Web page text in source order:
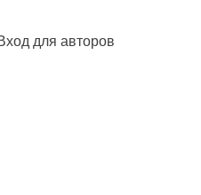
для авторов